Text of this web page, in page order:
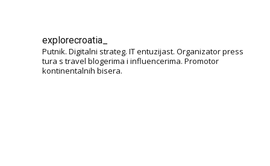
explorecroatia_
Putnik. Digitalni strateg. IT entuzijast. Organizator press
tura s travel blogerima i influencerima. Promotor
kontinentalnih bisera.